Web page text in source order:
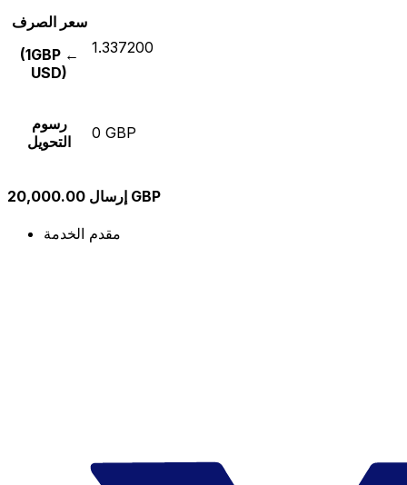
سعر الصرف
(1GBP ←
USD)
1.337200
رسوم
التحويل
0 GBP
إرسال 20,000.00 GBP
مقدم الخدمة